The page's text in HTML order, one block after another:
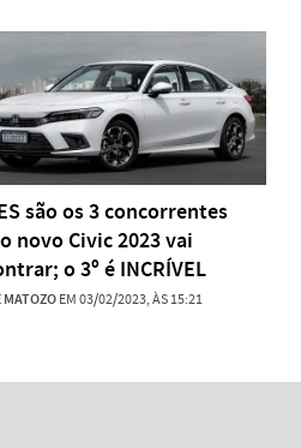
são os 3 concorrentes
novo Civic 2023 vai
o 3º é INCRÍVEL
MATOZOEM 03/02/2023, ÀS 15:21